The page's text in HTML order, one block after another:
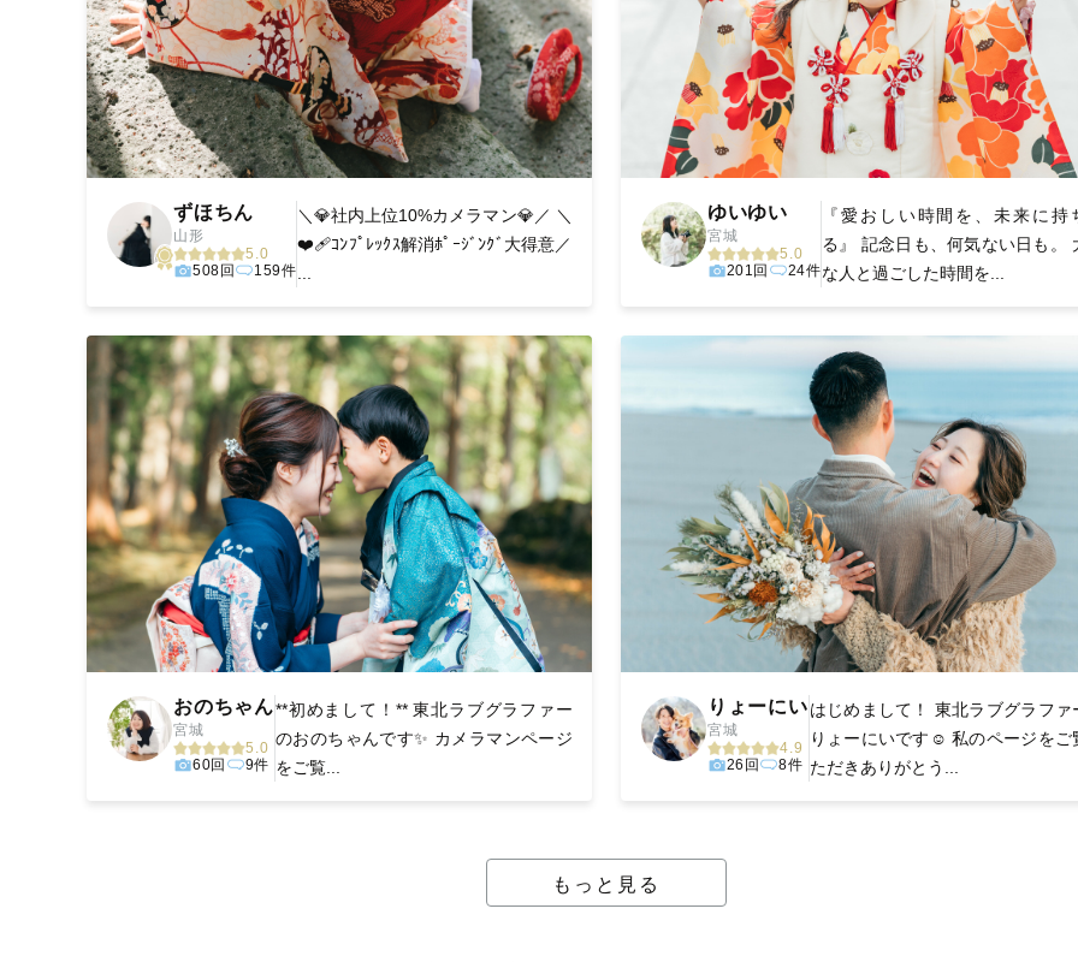
ずほちん
山形
5.0
508回
159件
＼💎社内上位10%カメラマン💎／ ＼
❤️‍🩹ｺﾝﾌﾟﾚｯｸｽ解消ﾎﾟｰｼﾞﾝｸﾞ大得意／
...
ゆいゆい
宮城
5.0
201回
24件
『愛おしい時間を、未来に持
る』 記念日も、何気ない日も。
な人と過ごした時間を...
おのちゃん
宮城
5.0
60回
9件
**初めまして！** 東北ラブグラファー
のおのちゃんです✨ カメラマンページ
をご覧...
りょーにい
宮城
4.9
26回
8件
はじめまして！ 東北ラブグラファ
りょーにいです☺️ 私のページをご
ただきありがとう...
もっと見る